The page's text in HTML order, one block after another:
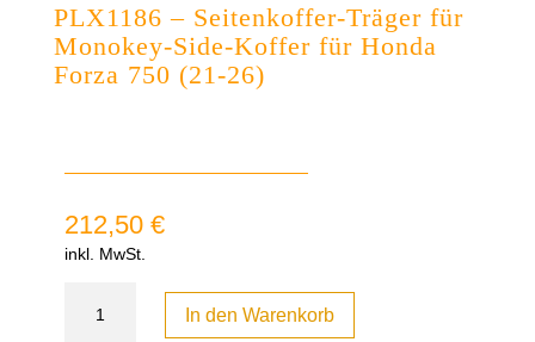
PLX1186 – Seitenkoffer-Träger für
Monokey-Side-Koffer für Honda
Forza 750 (21-26)
212,50 €
inkl. MwSt.
In den Warenkorb